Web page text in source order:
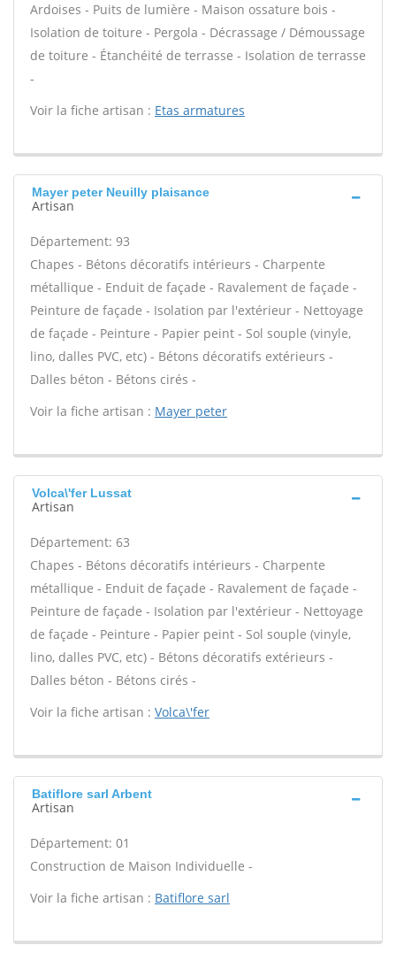
Ardoises - Puits de lumière - Maison ossature bois -
Isolation de toiture - Pergola - Décrassage / Démoussage
de toiture - Étanchéité de terrasse - Isolation de terrasse
-
Voir la fiche artisan : Etas armatures
Mayer peter Neuilly plaisance
Artisan
Département: 93
Chapes - Bétons décoratifs intérieurs - Charpente
métallique - Enduit de façade - Ravalement de façade -
Peinture de façade - Isolation par l'extérieur - Nettoyage
de façade - Peinture - Papier peint - Sol souple (vinyle,
lino, dalles PVC, etc) - Bétons décoratifs extérieurs -
Dalles béton - Bétons cirés -
Voir la fiche artisan : Mayer peter
Volca\'fer Lussat
Artisan
Département: 63
Chapes - Bétons décoratifs intérieurs - Charpente
métallique - Enduit de façade - Ravalement de façade -
Peinture de façade - Isolation par l'extérieur - Nettoyage
de façade - Peinture - Papier peint - Sol souple (vinyle,
lino, dalles PVC, etc) - Bétons décoratifs extérieurs -
Dalles béton - Bétons cirés -
Voir la fiche artisan : Volca\'fer
Batiflore sarl Arbent
Artisan
Département: 01
Construction de Maison Individuelle -
Voir la fiche artisan : Batiflore sarl